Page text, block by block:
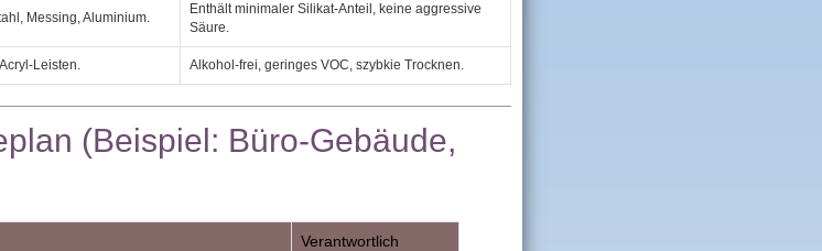
Messing, Aluminium.
Enthält minimaler Silikat‑Anteil, keine aggressive
Säure.
Alkohol‑frei, geringes VOC, szybkie Trocknen.
(Beispiel: Büro‑Gebäude,
Verantwortlich